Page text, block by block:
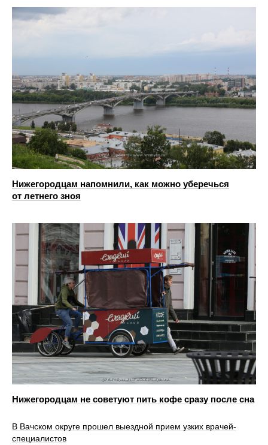
Нижегородцам напомнили, как можно уберечься
от летнего зноя
Нижегородцам не советуют пить кофе сразу после сна
В Вачском округе прошел выездной прием узких врачей-
специалистов